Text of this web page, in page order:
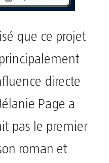
que ce projet
directe
Page a
pas le premier
roman et